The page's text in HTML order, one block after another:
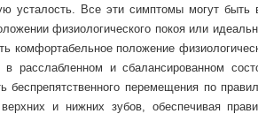
усталость. Все эти симптомы могут быть
физиологического покоя или
положение
и сбалансированном
перемещения по
верхних и нижних зубов, обеспечивая